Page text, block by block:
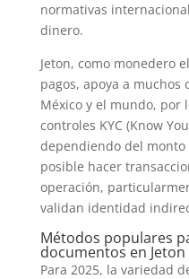
normativas
dinero.
Jeton, como monedero
pagos, apoya a muchos
México y el mundo, por
controles KYC (Know
dependiendo del
posible hacer
operación,
validan identidad
Métodos populares
documentos en Jeton
Para 2025, la variedad